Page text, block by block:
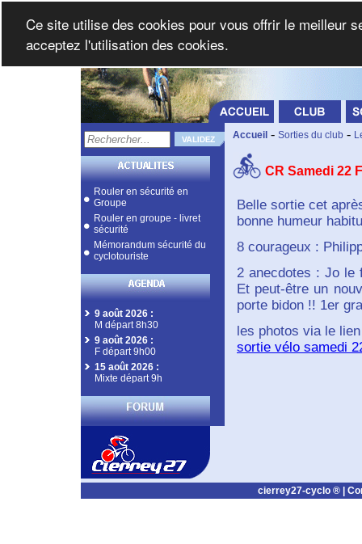
Rouler en sécurité en
Groupe
Rouler en groupe - livret
sécurité
Mémorandum sécurité du
cyclotouriste
9 août 2026 :
M départ 8h30
9 août 2026 :
F départ 9h00
15 août 2026 :
Mixte départ 9h
Accueil - Sorties du club -
CR Samedi 22
Belle sortie cet
bonne humeur
8 courageux :
2 anecdotes : Jo le
Et peut-être un
porte bidon !! 1er
les photos via le
sortie vélo samedi
cierrey27-cyclo ® |
Ce site utilise des cookies pour vous offrir le meilleur
acceptez l'utilisation des cookies.